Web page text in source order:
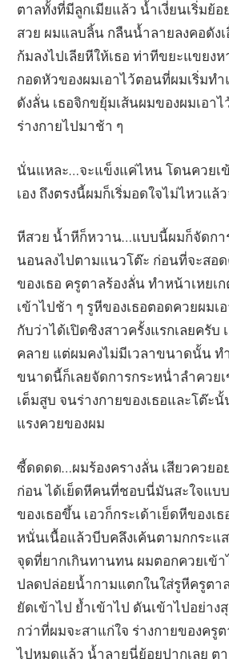
ตาลทั้งที่มีลูกเมียแล้ว น้ำเงี่ยนเริ่มย้
สวย ผมแลบลิ้น กลืนน้ำลายลงคอดัง
ก้มลงไปเลียหีให้เธอ ท่าทีขยะแขยงห
กอดหัวของผมเอาไว้ตอนที่ผมเริ่มทำ
ดังลั่น เธอจิกขยุ้มเส้นผมของผมเอา
ร่างกายไปมาช้า ๆ
นั่นแหละ…จะแข็งแค่ไหน โดนควยเ
เอง ถึงตรงนี้ผมก็เริ่มอดใจไม่ไหวแล้ว
หีสวย น้ำหีก็หวาน…แบบนี้ผมก็จัดกา
นอนลงไปตามแนวโต๊ะ ก่อนที่จะสอ
ของเธอ ครูตาลร้องลั่น ทำหน้าเหย
เข้าไปช้า ๆ รูหีของเธอตอดควยผม
กับว่าได้เปิดซิงสาวครั้งแรกเลยครับ
คลาย แต่ผมคงไม่มีเวลาขนาดนั้น ท
ขนาดนี้ก็เลยจัดการกระหน่ำลำควยเ
เต็มสูบ จนร่างกายของเธอและโต๊ะ
แรงควยของผม
ซี้ดดดด…ผมร้องครางลั่น เสียวควยอ
ก่อน ได้เย็ดหีคนที่ชอบนี่มันสะใจแบบ
ของเธอขึ้น เอวก็กระเด้าเย็ดหีของเ
หนั่นเนื้อแล้วบีบคลึงเค้นตามกกระแ
จุดที่ยากเกินทานทน ผมตอกควยเข้
ปลดปล่อยน้ำกามแตกในใส่รูหีครูตา
ยัดเข้าไป ย้ำเข้าไป ดันเข้าไปอย่าง
กว่าที่ผมจะสาแก่ใจ ร่างกายของครู
ไปหมดแล้ว น้ำลายนี่ย้อยปากเลย ต